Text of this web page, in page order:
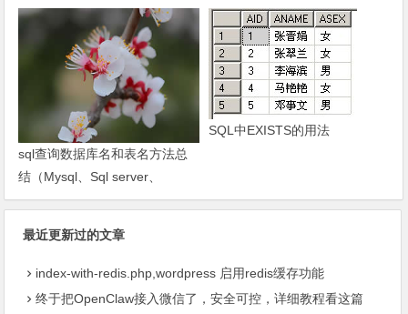
sql查询数据库名和表名方法总
结（Mysql、Sql server、
Oracle）-琼杰笔记
SQL中EXISTS的用法
最近更新过的文章
index-with-redis.php,wordpress 启用redis缓存功能
终于把OpenClaw接入微信了，安全可控，详细教程看这篇